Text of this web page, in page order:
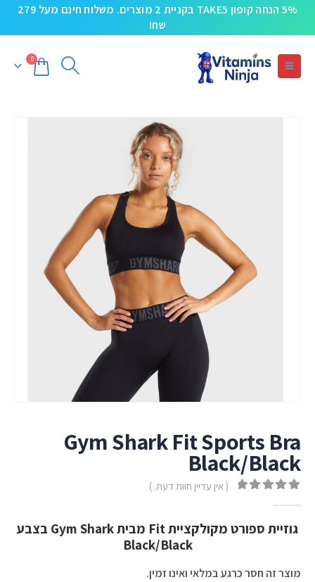
5% הנחה קופון TAKE5 בקניית 2 מוצרים. משלוח חינם מעל 279
שח!
0
Gym Shark Fit Sports Bra
Black/Black
( אין עדיין חוות דעת. )
גוזיית ספורט מקולקציית Fit מבית Gym Shark בצבע
Black/Black
מוצר זה חסר כרגע במלאי ואינו זמין.